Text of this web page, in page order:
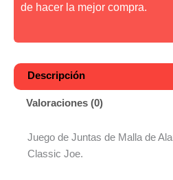
de hacer la mejor compra.
Descripción
Valoraciones (0)
Juego de Juntas de Malla de
Classic Joe.